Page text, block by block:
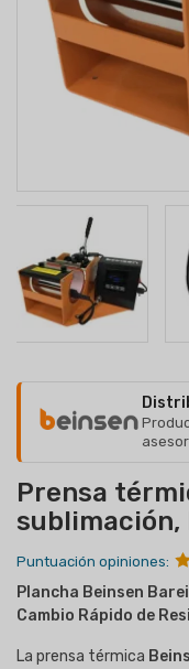
Prensa
sublimación,
Puntuación opiniones:
Plancha Beinsen
Cambio Rápido de
La prensa térmica